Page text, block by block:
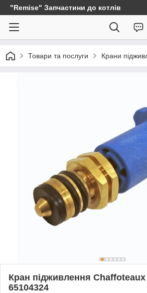
"Remise" Запчастини до котлів
Товари та послуги Крани
Кран підживлення Сhaffoteaux
65104324